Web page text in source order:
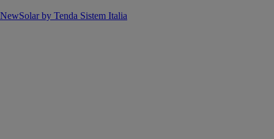
NewSolar by Tenda Sistem Italia